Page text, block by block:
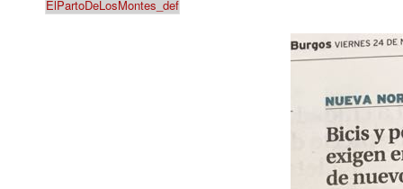
ElPartoDeLosMontes_def